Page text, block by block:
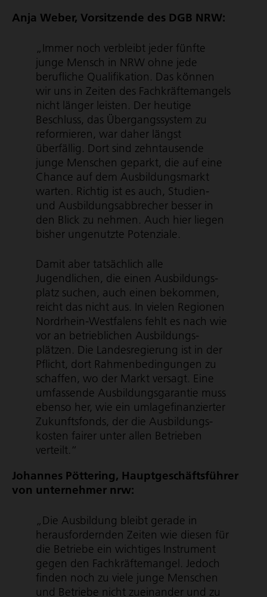
Anja Weber, Vorsitzende des DGB NRW:
„Immer noch verbleibt jeder fünfte
junge Mensch in NRW ohne jede
berufliche Qualifikation. Das können
wir uns in Zeiten des Fach­kräf­te­man­gels
nicht länger leisten. Der heutige
Beschluss, das Über­gangs­system zu
reformieren, war daher längst
überfällig. Dort sind zehntausende
junge Menschen geparkt, die auf eine
Chance auf dem Ausbil­dungs­markt
warten. Richtig ist es auch, Studien-
und Ausbil­dungs­ab­bre­cher besser in
den Blick zu nehmen. Auch hier liegen
bisher ungenutzte Potenziale.
Damit aber tatsächlich alle
Jugendlichen, die einen Ausbil­dungs­
platz suchen, auch einen bekommen,
reicht das nicht aus. In vielen Regionen
Nordrhein-Westfalens fehlt es nach wie
vor an betrieblichen Ausbil­dungs­
plätzen. Die Landes­re­gie­rung ist in der
Pflicht, dort Rahmen­be­din­gungen zu
schaffen, wo der Markt versagt. Eine
umfassende Ausbil­dungs­ga­rantie muss
ebenso her, wie ein umla­ge­fi­nan­zierter
Zukunftsfonds, der die Ausbil­dungs­
kosten fairer unter allen Betrieben
verteilt.“
Johannes Pöttering, Haupt­ge­schäfts­führer
von unternehmer nrw:
„Die Ausbildung bleibt gerade in
heraus­for­dernden Zeiten wie diesen für
die Betriebe ein wichtiges Instrument
gegen den Fach­kräf­te­mangel. Jedoch
finden noch zu viele junge Menschen
und Betriebe nicht zueinander und zu